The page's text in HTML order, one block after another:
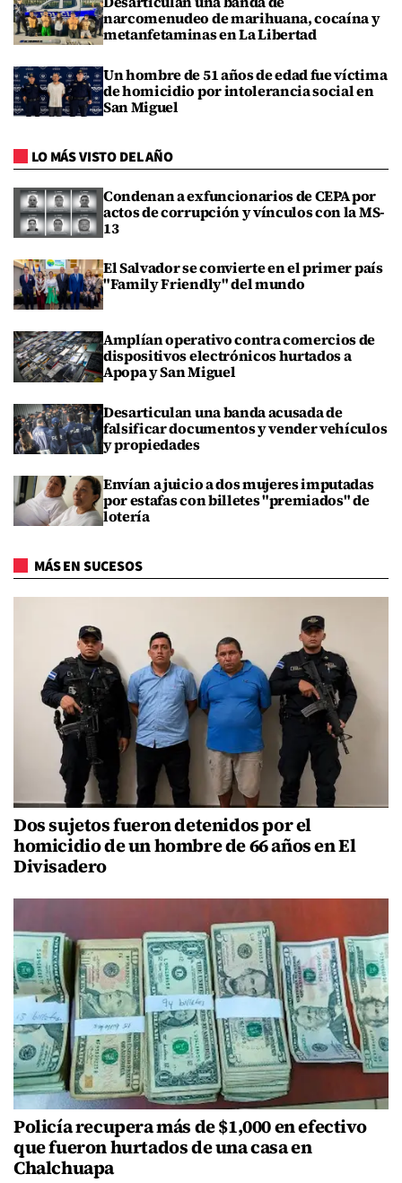
narcomenudeo de marihuana, cocaína y
metanfetaminas en La Libertad
Un hombre de 51 años de edad fue víctima
de homicidio por intolerancia social en
San Miguel
LO MÁS VISTO DEL AÑO
Condenan a exfuncionarios de CEPA por
actos de corrupción y vínculos con la MS-
13
El Salvador se convierte en el primer país
"Family Friendly" del mundo
Amplían operativo contra comercios de
dispositivos electrónicos hurtados a
Apopa y San Miguel
Desarticulan una banda acusada de
falsificar documentos y vender vehículos
y propiedades
Envían a juicio a dos mujeres imputadas
por estafas con billetes "premiados" de
lotería
MÁS EN SUCESOS
Dos sujetos fueron detenidos por el
homicidio de un hombre de 66 años en El
Divisadero
Policía recupera más de $1,000 en efectivo
que fueron hurtados de una casa en
Chalchuapa